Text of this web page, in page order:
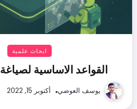
ابحاث علمية
القواعد الاساسية
يوسف العوضي أكتوبر 15, 2022